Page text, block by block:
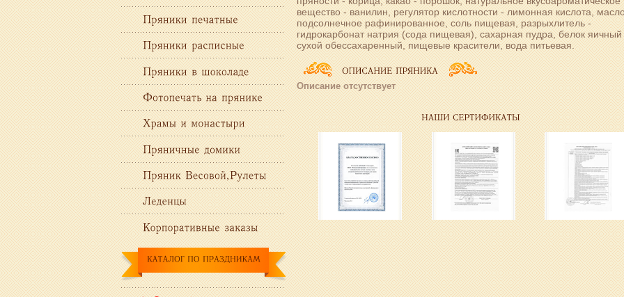
вещество - ванилин, регулятор кислотности - лимонная кислота,
подсолнечное рафинированное, соль пищевая, разрыхлитель -
гидрокарбонат натрия (сода пищевая), сахарная пудра, белок яичный
сухой обессахаренный, пищевые красители, вода питьевая.
Описание отсутствует